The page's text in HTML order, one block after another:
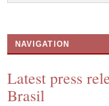
NAVIGATION
CONTACT US
INS MAIN WEBSITE
Latest press
Brasil